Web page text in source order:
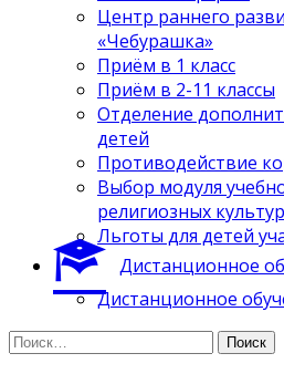
Центр раннего
«Чебурашка»
Приём в 1 класс
Приём в 2-11 классы
Отделение
детей
Противодействие
Выбор модуля
религиозных
Льготы для детей
Дистанционное
Дистанционное
Найти: